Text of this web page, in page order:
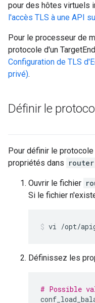
pour des hôtes virtuels
l'accès TLS à une API
Pour le processeur de
protocole d'un
Configuration de TLS
privé).
Définir le
Pour définir le
propriétés dans
Ouvrir le fichier
Si le fichier
vi /opt/
Définissez les
# Possible